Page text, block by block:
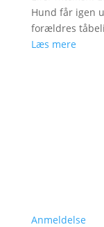
Hund får igen
forældres
Læs mere
Anmeldelse